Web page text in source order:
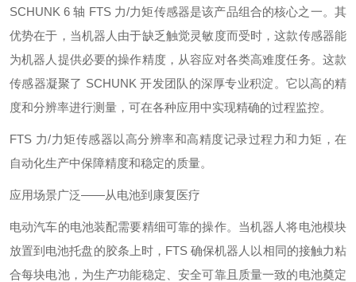
SCHUNK 6 轴 FTS 力/力矩传感器是该产品组合的核心之一。其
优势在于，当机器人由于缺乏触觉灵敏度而受时，这款传感器能
为机器人提供必要的操作精度，从容应对各类高难度任务。这款
传感器凝聚了 SCHUNK 开发团队的深厚专业积淀。它以高的精
度和分辨率进行测量，可在各种应用中实现精确的过程监控。
FTS 力/力矩传感器以高分辨率和高精度记录过程力和力矩，在
自动化生产中保障精度和稳定的质量。
应用场景广泛——从电池到康复医疗
电动汽车的电池装配需要精细可靠的操作。当机器人将电池模块
放置到电池托盘的胶条上时，FTS 确保机器人以相同的接触力粘
合每块电池，为生产功能稳定、安全可靠且质量一致的电池奠定